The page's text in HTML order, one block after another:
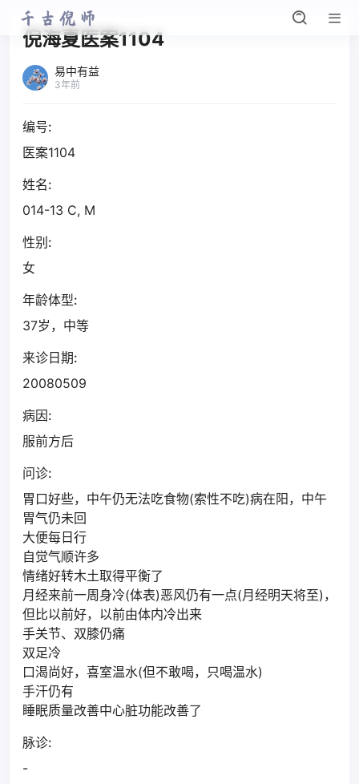
倪海夏医案1104
易中有益
3年前
编号:
医案1104
姓名:
014-13 C, M
性别:
女
年龄体型:
37岁，中等
来诊日期:
20080509
病因:
服前方后
问诊:
胃口好些，中午仍无法吃食物(索性不吃)病在阳，中午
胃气仍未回
大便每日行
自觉气顺许多
情绪好转木土取得平衡了
月经来前一周身冷(体表)恶风仍有一点(月经明天将至)，
但比以前好，以前由体内冷出来
手关节、双膝仍痛
双足冷
口渴尚好，喜室温水(但不敢喝，只喝温水)
手汗仍有
睡眠质量改善中心脏功能改善了
脉诊:
-